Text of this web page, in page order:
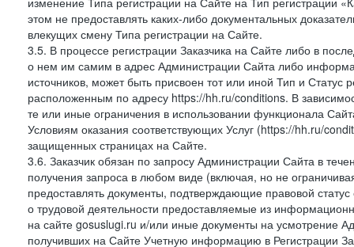
этом не предоставлять каких-либо документальных
влекущих смену Типа регистрации на Сайте.
3.5. В процессе регистрации Заказчика на Сайте либо в
о нем им самим в адрес Администрации Сайта либо
источников, может быть присвоен тот или иной Тип и
расположенным по адресу https://hh.ru/conditions. В
те или иные ограничения в использовании функционала
Условиям оказания соответствующих Услуг (https://hh.ru/
защищенных страницах на Сайте.
3.6. Заказчик обязан по запросу Администрации Сайта в
получения запроса в любом виде (включая, но не
предоставлять документы, подтверждающие правовой
о трудовой деятельности предоставляемые из
на сайте gosuslugi.ru и/или иные документы на усмотрение
получивших на Сайте Учетную информацию в Регистрации